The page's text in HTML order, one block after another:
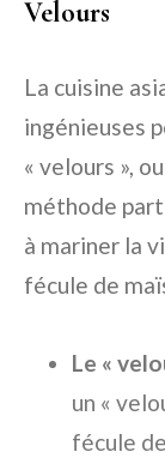
Velours
La cuisine
ingénieuses
« velours »,
méthode
à mariner la
fécule de
Le «
un «
fécule